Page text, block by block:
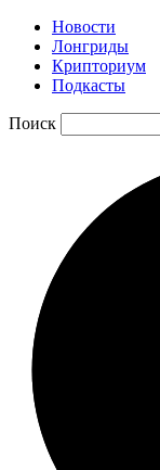
Новости
Лонгриды
Крипториум
Подкасты
Поиск